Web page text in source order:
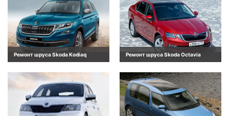
Ремонт шруса Skoda Kodiaq Ремонт шруса Skoda Octavia